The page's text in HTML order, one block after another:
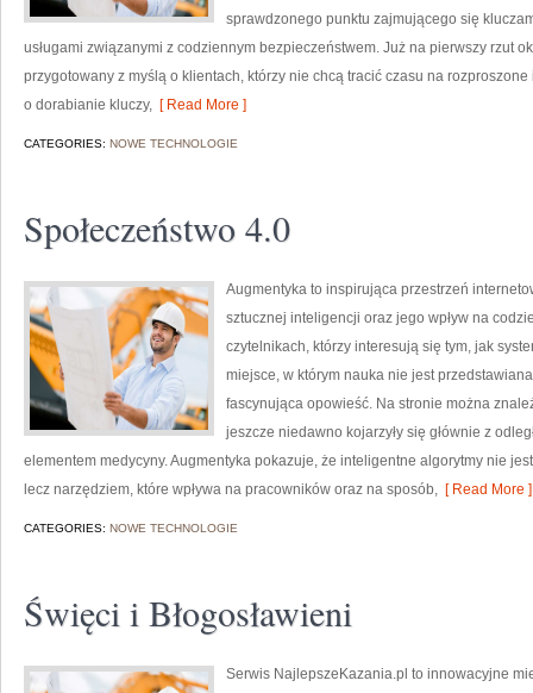
sprawdzonego punktu zajmującego się
usługami związanymi z codziennym bezpieczeństwem. Już na pierwszy rzut
przygotowany z myślą o klientach, którzy nie chcą tracić czasu na
o dorabianie kluczy, [ Read More ]
CATEGORIES: NOWE TECHNOLOGIE
Społeczeństwo 4.0
Augmentyka to inspirująca przestrzeń
sztucznej inteligencji oraz jego wpływ na
czytelnikach, którzy interesują się tym, jak
miejsce, w którym nauka nie jest
fascynująca opowieść. Na stronie można
jeszcze niedawno kojarzyły się głównie z
elementem medycyny. Augmentyka pokazuje, że inteligentne algorytmy nie
lecz narzędziem, które wpływa na pracowników oraz na sposób, [ Read More ]
CATEGORIES: NOWE TECHNOLOGIE
Święci i Błogosławieni
Serwis NajlepszeKazania.pl to innowacyjne